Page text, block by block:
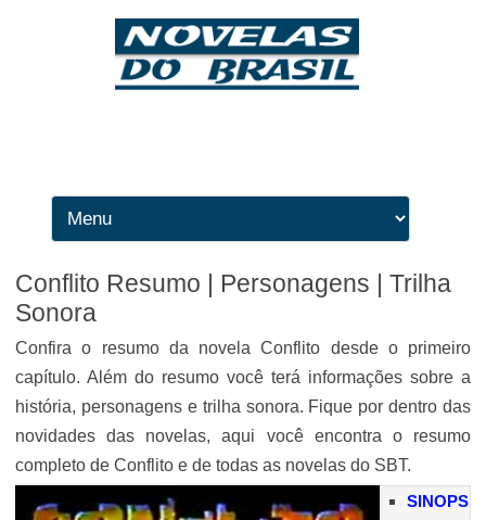
Conflito Resumo | Personagens | Trilha
Sonora
Confira o resumo da novela Conflito desde o primeiro
capítulo. Além do resumo você terá informações sobre a
história, personagens e trilha sonora. Fique por dentro das
novidades das novelas, aqui você encontra o resumo
completo de Conflito e de todas as novelas do SBT.
SINOPS